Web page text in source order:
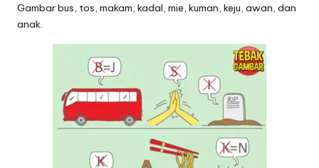
Gambar bus, tos, makam, kadal, mie, kuman, keju, awan, dan
anak.